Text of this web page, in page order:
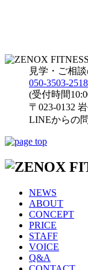
見学・ご相
050-3503-2518
(受付時間
〒023-0132
LINEからの
NEWS
ABOUT
CONCEPT
PRICE
STAFF
VOICE
Q&A